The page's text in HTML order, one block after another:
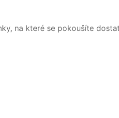
na které se pokoušíte